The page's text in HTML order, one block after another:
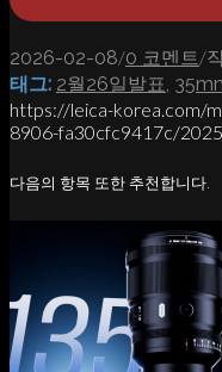
2026-02-08/0 코멘트/
태그: 2월26일발표,
https://leica-korea.com/
8906-fa30cfc9417c/
다음의 항목 또한 추천합니다.